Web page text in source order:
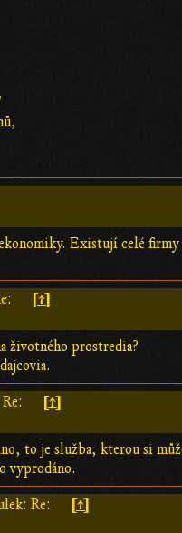
Existují celé
[↑]
životného prostredia?
[↑]
to je služba, kterou si
vyprodáno.
Re: [↑]